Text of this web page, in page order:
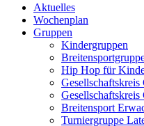
Aktuelles
Wochenplan
Gruppen
Kindergruppen
Hip Hop für
Gesellschaftskreis
Breitensport
Turniergruppe